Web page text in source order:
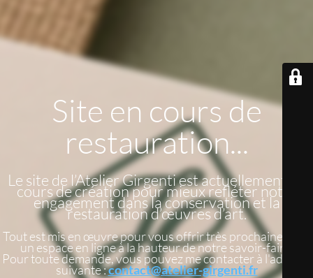
Site en cours de
restauration...
Le site de l’Atelier Girgenti est actuellement en
cours de création pour mieux refléter notre
engagement dans la conservation et la
restauration d’œuvres d’art.
Tout est mis en œuvre pour vous offrir très prochainement
un espace en ligne à la hauteur de notre savoir-faire.
Pour toute demande, vous pouvez me contacter à l'adresse
suivante :contact@atelier-girgenti.fr